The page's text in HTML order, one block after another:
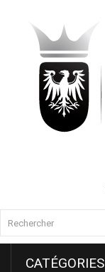
CATÉGORIES